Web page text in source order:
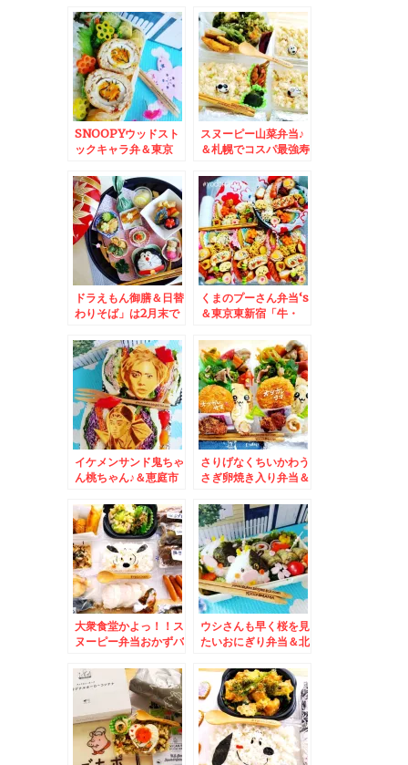
「ツキサップじんぎす
かんクラブ」さんの
「生マトンジンギスカ
ン」で打ち上げ(*´艸
`*)
＆浜頓別町産「毛ガ
ニ」(*´艸`*)
SNOOPYウッドスト
ックキャラ弁＆東京
さしや」さんで「オム
ライス」「ミニハンバ
ーグ」トッピング(*
´艸`*)
スヌーピー山菜弁当♪
＆札幌でコスパ最強寿
対こちら！「回転寿司
函館漁火」川沿ソシア
店さんの「Cランチ」
「海鮮軍艦」「食後コ
ーヒー」１０００円で
おつりくるって(@￣□
￣@;)！！
ドラえもん御膳＆日替
わりそば」は2月末で
う「ごまそば遊鶴」さ
ん
くまのプーさん弁当‘s
＆東京東新宿「牛・
山根商店」さんの牛も
つ煮込みも逸品で串物
全般うますぎる～＾＾
♪
イケメンサンド鬼ちゃ
ん桃ちゃん♪＆恵庭市
んの「醤油ラーメン」
大盛～～(*´艸`*)
さりげなくちいかわう
さぎ卵焼き入り弁当＆
エジンバラ」さんでい
ただく「ポテトグラタ
ン」「貴族珈琲」でま
ったり～～(*´艸`*)
大衆食堂かよっ！！ス
ヌーピー弁当おかずバ
の駅」
ウシさんも早く桜を見
たいおにぎり弁当＆北
ン一つ星連続受賞「う
なぎ かどわき」さん
で鰻丼満喫♪